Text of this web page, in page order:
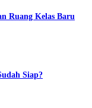
Ruang Kelas Baru
Siap?